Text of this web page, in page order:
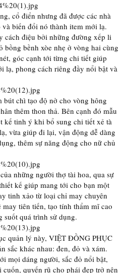
cổ điển nhưng đã được các nhà
biến đổi nó thành item mới lạ.
cách điệu bởi những đường xếp li
bồng bềnh xòe nhẹ ở vòng hai cùng
góc cạnh tới từng chi tiết giúp
lạ, phong cách riêng đầy nổi bật và
bút chì tạo độ nở cho vòng hông
thêm thon thả. Bên cạnh đó mẫu
kế tinh ý khi bổ sung chi tiết xẻ tà
vừa giúp đi lại, vận động dễ dàng
thêm sự năng động cho nữ chủ
những người thợ tài hoa, qua sự
kế giúp mang tới cho bạn một
tinh xảo từ loại chỉ may chuyên
tiên tiến, tạo tính thẩm mĩ cao
suốt quá trình sử dụng.
quản lý này, VIỆT ĐỒNG PHỤC
sắc khác nhau: đen, đỏ và xám.
mọi dáng người, sắc đỏ nổi bật,
quyến rũ cho phái đẹp trở nên